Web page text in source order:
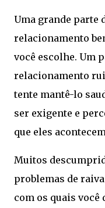
Uma grande parte
relacionamento
você escolhe. Um
relacionamento
tente mantê-lo
ser exigente e
que eles
Muitos
problemas de
com os quais você